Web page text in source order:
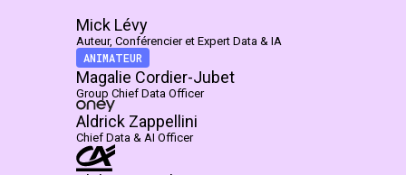
Mick Lévy
Auteur, Conférencier et Expert Data & IA
ANIMATEUR
Magalie Cordier-Jubet
Group Chief Data Officer
Aldrick Zappellini
Chief Data & AI Officer